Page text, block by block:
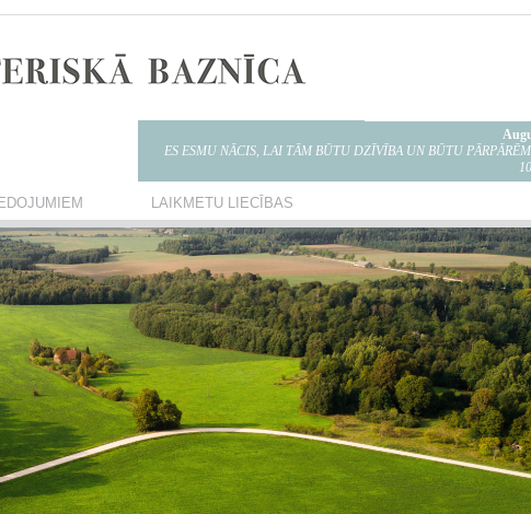
ES ESMU NĀCIS, LAI TĀM BŪTU DZĪVĪBA UN BŪTU
LAIKMETU LIECĪBAS